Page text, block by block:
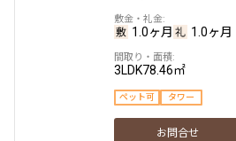
1.0ヶ月 1.0ヶ月
3LDK78.46㎡
ペット可 タワー
お問合せ